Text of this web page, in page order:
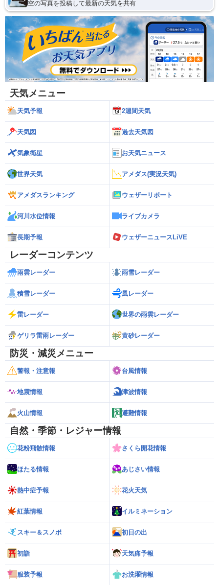
空の写真を投稿して最新の天気を共有
天気メニュー
天気予報 2週間天気
天気図 過去天気図
気象衛星 お天気ニュース
世界天気 アメダス(実況天気)
アメダスランキング ウェザーリポート
河川水位情報 ライブカメラ
長期予報 ウェザーニュースLiVE
レーダーコンテンツ
雨雲レーダー 雨雪レーダー
積雪レーダー 風レーダー
雷レーダー 世界の雨雲レーダー
ゲリラ雷雨レーダー 黄砂レーダー
防災・減災メニュー
警報・注意報 台風情報
地震情報 津波情報
火山情報 避難情報
自然・季節・レジャー情報
花粉飛散情報 さくら開花情報
ほたる情報 あじさい情報
熱中症予報 花火天気
紅葉情報 イルミネーション
スキー＆スノボ 初日の出
初詣 天気痛予報
服装予報 お洗濯情報